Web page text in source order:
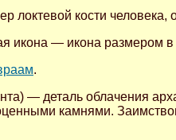
локтевой кости человека,
икона — икона размером
.
— деталь облачения
камнями.